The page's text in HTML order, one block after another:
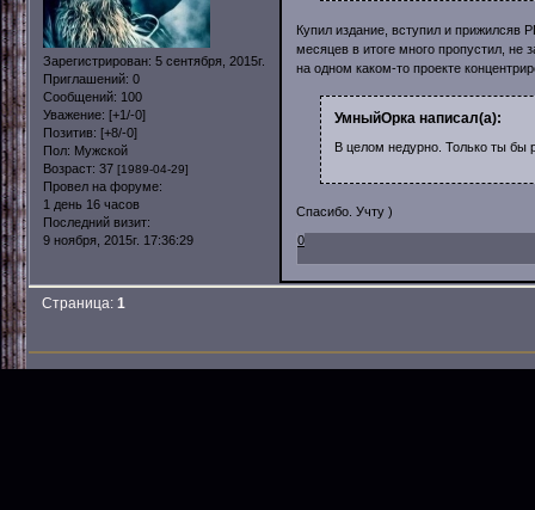
Зарегистрирован: 5 сентября, 2015г.
Приглашений: 0
Сообщений: 100
Уважение: [+1/-0]
Позитив: [+8/-0]
Пол: Мужской
Возраст: 37 [1989-04-29]
Провел на форуме:
1 день 16 часов
Последний визит:
9 ноября, 2015г. 17:36:29
Купил издание, вступил и прижилсяв
месяцев в итоге много пропустил, не
на одном каком-то проекте
УмныйОрка написал(а):
В целом недурно. Только ты бы
Спасибо. Учту )
0
Страница:1